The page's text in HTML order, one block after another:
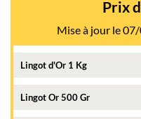
Prix
Mise à jour le
Lingot d'Or 1 Kg
Lingot Or 500 Gr